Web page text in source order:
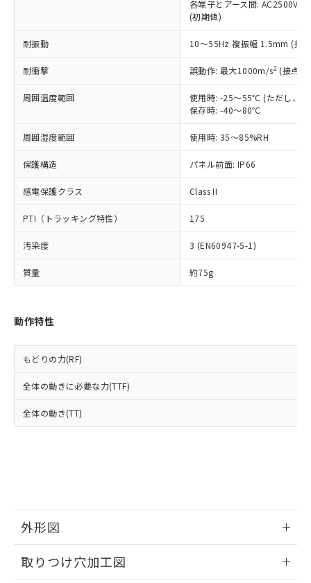
各端子とアース間: AC2500V
(初期値)
耐振動 10～55Hz 複振幅 1.5mm (接
耐衝撃 誤動作: 最大1000m/s2 (接点
周囲温度範囲
使用時: -25～55℃ (ただし、氷
保存時: -40～80℃
周囲湿度範囲 使用時: 35～85%RH
保護構造 パネル前面: IP66
感電保護クラス Class II
PTI（トラッキング特性） 175
汚染度 3 (EN60947-5-1)
質量 約75g
動作特性
もどりの力(RF)
全体の動きに必要な力(TTF)
全体の動き(TT)
外形図
取りつけ穴加工図
ことをご了承ください。
在庫状況および標準価格照会結果は、
タに基づき作成されるものであり、閲
覧された時点での実際の在庫および標
正式な納期状況および標準価格はお客
様のお取引先、またはお客様担当のオ
ムロン制御機器販売店・当社販売員に
オムロン制御機器販売店や当社販売拠
販売ネットワーク
」をご確認
ください。
在庫状況および標準価格結果を当社の
事前の承諾なく第三者に漏洩または開
示しないようお願いします。
マイパーツ機能（部品リスト作成サー
ビス）をご利用いただくには、I-Web
メンバーズにご登録されている必要が
および当社の共同利用者が、当社の製
品・サービスに関するお客様との取
をご了承ください。
の共同利用に関して"
用者の範囲」に記載されている法人を
むを得ず変更することがあります。
鉛(Pb) 1000ppm以下、 水銀(Hg) 1000ppm以下、 カド
六価クロム(Cr(Ⅵ)) 1000ppm以下、ポリ臭化ビフェニル
類(PBB) 1000ppm以下、ポリ臭化ジフェニルエーテル類
(PBDE) 1000ppm以下、フタル酸ビス(2-エチルヘキシ
ル) (DEHP)(別名：DOP) 1000ppm以下、フタル酸ブチ
ルベンジル（BBP） 1000ppm以下、フタル酸ジブチル
（DBP） 1000ppm以下、フタル酸ジイソブチル
(DIBP) 1000ppm以下
但し、RoHS指令で産業用監視および制御機器に対する
フタル酸エステル類の４物質については閾値を超える意
図的な使用がないことを確認しています。
※2 対応予定月
部品在庫の切り替え状況などにより、予定
月が前後することがあります。
とができます。
EU RoHS指令（10物質）の非含有証明書
51物質の非含有証明書（当社基準）
※本証明書は発行日時点で非含有を証明す
欄に対応日を記載しておりました。
既に当社にて対応品への在庫切替を完了
り、2022年1月12日より割愛しておりま
す。
「－」：未確認です。当社販売部門へお問
*中国RoHS10物質の基準値 (GB/T26572)：
Pb(鉛) :1000ppm、 Hg(水銀) : 1000ppm、 Cd(カドミウ
Cr(Ⅵ)(六価クロム) : 1000ppm、 PBBs(ポリ臭化ビフェ
ニル類) : 1000ppm、 PBDEs(ポリ臭化ジフェニルエーテ
ル) : 1000ppm、
DEHP(フタル酸ビス(2-エチルヘキシル)) : 1000ppm
※2 環境保護使用期限
「ｅ」：有害物質（10物質）のすべてが基
準値以下であることを示します。
「10」：通常の使用状況下において有害物
質が外部に漏えいし、環境に深刻な影響を
及ぼさない年数を意味します。
当社は、これら貴社製品のうち、外国
為替および外国貿易法に定める商品
（以下｢規制貨物等」という）を輸出
または国外への提供する場合は、日本
国政府の輸出許可(または役務取引許
可)を取得するなどの必要な手続きを
当社は規制貨物を破棄する場合は、完
いよう必要な手段を講じます。
当社は貴社製品を、核兵器、ミサイ
ル、化学兵器、生物兵器またはその他
武器並びにこれらの製造装置等に一切
使用いたしません。
当社は、貴社製品を第三者に販売する
場合は、上記1、2および3の内容を当
該第三者に通知します。また当社は、
販売先および販売に係わる関係者が違
り引きをいたしません。
○ 一定数以上の在庫あり
△ 一定数には満たないが在庫あり
在庫なし(最新の在庫状況につ
いては、お客様のお取引先、ま
たはお客様担当のオムロン制御
機器販売店・当社販売員にご確
認ください)
受注生産機種、また在庫状況の
情報を公開していない機種